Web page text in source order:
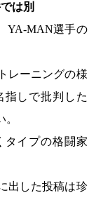
は別
YA-MAN選手の
レーニングの様
指しで批判した
タイプの格闘家
出した投稿は珍